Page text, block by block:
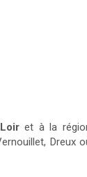
et à la
Dreux